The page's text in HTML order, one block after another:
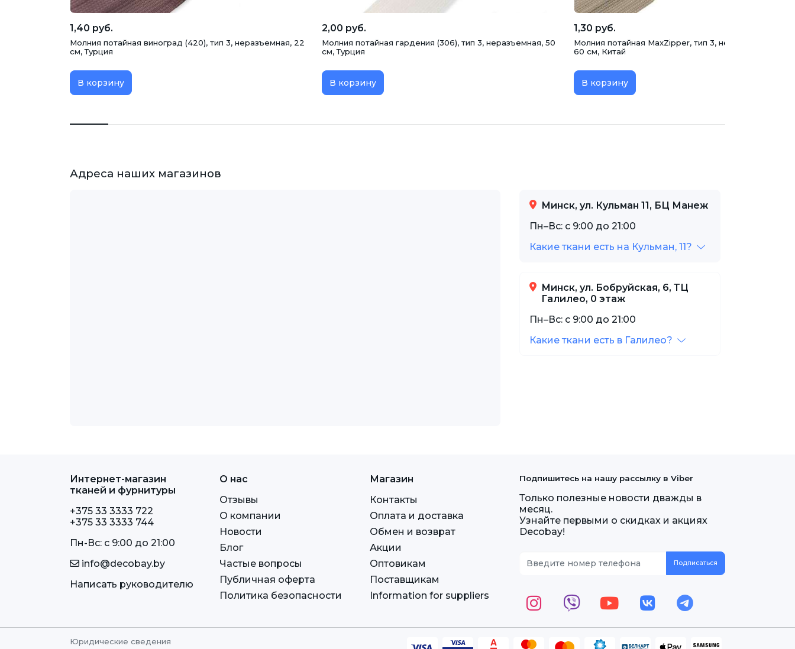
1,40 руб.
Молния потайная виноград (420), тип 3, неразъемная, 22
см, Турция
В корзину
2,00 руб.
Молния потайная гардения (306), тип 3, неразъемная, 50
см, Турция
В корзину
1,30 руб.
Молния потайная MaxZipper, тип 3, неразъемная,
60 см, Китай
В корзину
Адреса наших магазинов
Минск, ул. Кульман 11, БЦ Манеж
Пн–Вс: с 9:00 до 21:00
Какие ткани есть на Кульман, 11?
Минск, ул. Бобруйская, 6, ТЦ
Галилео, 0 этаж
Пн–Вс: с 9:00 до 21:00
Какие ткани есть в Галилео?
Интернет-магазин
тканей и фурнитуры
+375 33 3333 722
+375 33 3333 744
Пн-Вс: c 9:00 до 21:00
info@decobay.by
Написать руководителю
О нас
Отзывы
О компании
Новости
Блог
Частые вопросы
Публичная оферта
Политика безопасности
Магазин
Контакты
Оплата и доставка
Обмен и возврат
Акции
Оптовикам
Поставщикам
Information for suppliers
Подпишитесь на нашу рассылку в Viber
Только полезные новости дважды в
месяц.
Узнайте первыми о скидках и акциях
Decobay!
Юридические сведения